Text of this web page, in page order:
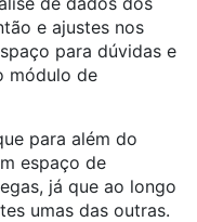
e ajustes nos
para dúvidas e
módulo de
para além do
espaço de
já que ao longo
umas das outras.